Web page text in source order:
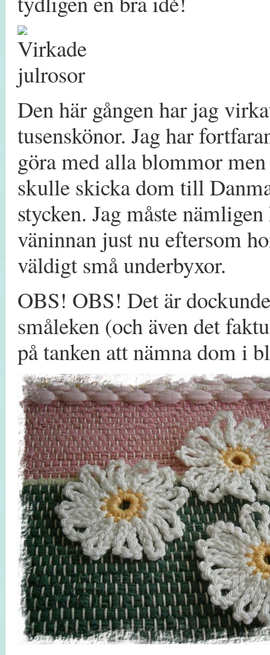
Den här gången har jag
tusenskönor. Jag har
göra med alla blommor
skulle skicka dom till
stycken. Jag måste
väninnan just nu eftersom
väldigt små underbyxor.
OBS! OBS! Det är
småleken (och även det
på tanken att nämna dom i